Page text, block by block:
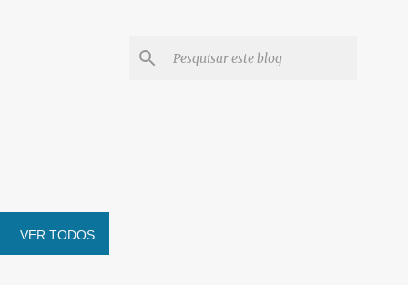
VER TODOS